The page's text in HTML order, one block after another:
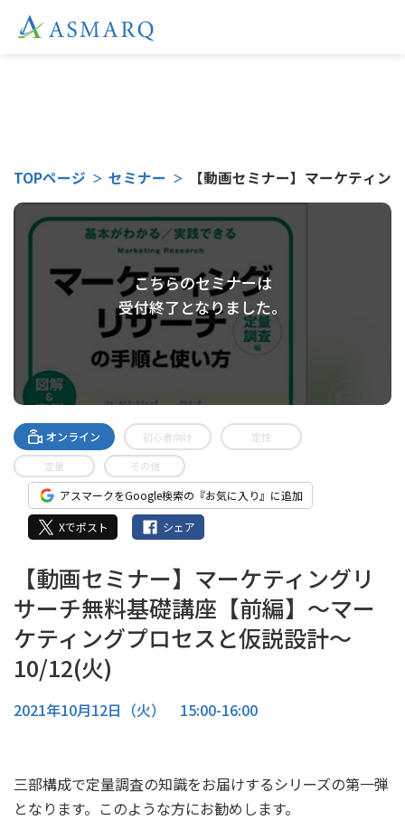
TOPページ セミナー 【動画セミナー】マーケティ
こちらのセミナーは
受付終了となりました。
オンライン 初心者向け 定性
定量 その他
アスマークをGoogle検索の『お気に入り』に追加
Xでポスト シェア
【動画セミナー】マーケティングリ
サーチ無料基礎講座【前編】～マー
ケティングプロセスと仮説設計～
10/12(火)
2021年10月12日（火） 15:00-16:00
三部構成で定量調査の知識をお届けするシリーズの第一弾
となります。このような方にお勧めします。